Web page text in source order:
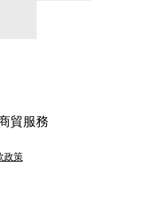
貿服務
政策